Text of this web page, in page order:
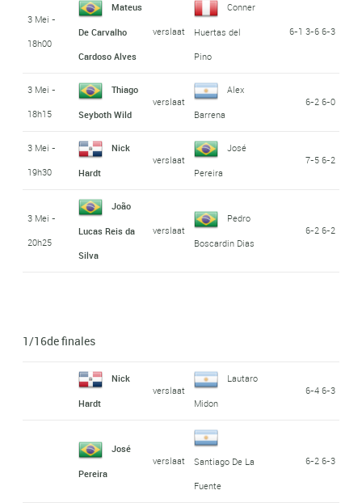
3 Mei -
18h00
Mateus
De Carvalho
Cardoso Alves
verslaat
Conner
Huertas del
Pino
6-1 3-6 6-3
3 Mei -
18h15
Thiago
Seyboth Wild
verslaat
Alex
Barrena
6-2 6-0
3 Mei -
19h30
Nick
Hardt
verslaat
José
Pereira
7-5 6-2
3 Mei -
20h25
João
Lucas Reis da
Silva
verslaat
Pedro
Boscardin Dias
6-2 6-2
1/16de finales
Nick
Hardt
verslaat
Lautaro
Midon
6-4 6-3
José
Pereira
verslaat
Santiago De La
Fuente
6-2 6-3